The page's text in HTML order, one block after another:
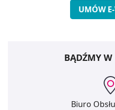
UMÓW
BĄDŹMY W
Biuro